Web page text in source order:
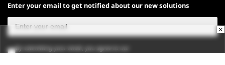
Enter your email to get notified about our new solutions
By submitting your email, you agree to our
×